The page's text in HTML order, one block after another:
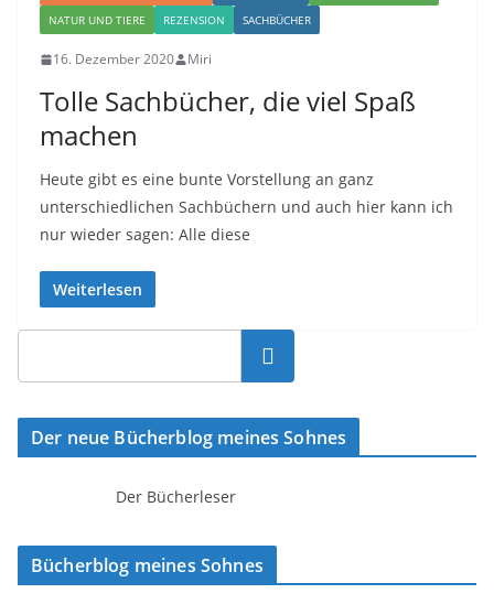
NATUR UND TIERE
REZENSION SACHBÜCHER
16. Dezember 2020 Miri
Tolle Sachbücher, die viel Spaß
machen
Heute gibt es eine bunte Vorstellung an ganz
unterschiedlichen Sachbüchern und auch hier kann ich
nur wieder sagen: Alle diese
Weiterlesen
Suchen
Der neue Bücherblog meines Sohnes
Der Bücherleser
Bücherblog meines Sohnes